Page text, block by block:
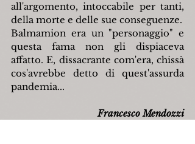
all'argomento, intoccabile per tanti,
della morte e delle sue conseguenze.
Balmamion era un "personaggio" e
questa fama non gli dispiaceva
affatto. E, dissacrante com'era, chissà
cos'avrebbe detto di quest'assurda
pandemia...
Francesco Mendozzi